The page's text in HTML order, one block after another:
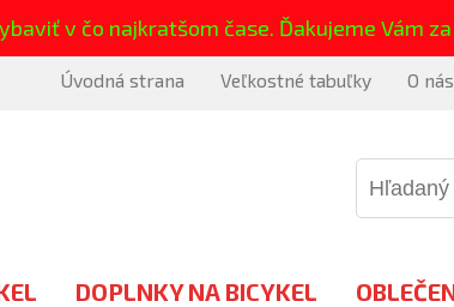
v čo najkratšom čase. Ďakujeme Vám
Úvodná strana Veľkostné tabuľky O nás
DOPLNKY NA BICYKEL